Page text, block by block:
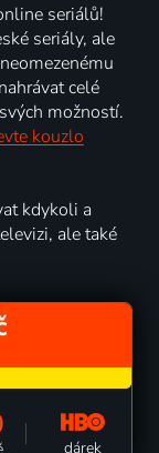
seriálů!
seriály, ale
celé
možností.
kouzlo
kdykoli a
ale také
dárek